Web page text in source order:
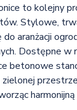
to kolejny
Stylowe,
do aranżacji
Dostępne w
betonowe
zielonej
harmonijną